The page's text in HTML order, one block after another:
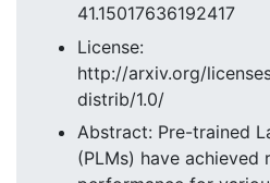
41.15017636192417
License:
http://arxiv.org/
distrib/1.0/
Abstract: Pre-trained
(PLMs) have achieved